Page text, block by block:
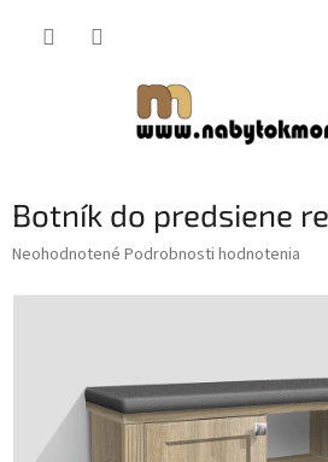
Botník do predsiene
Priemerné
produktu
hviezdičiek.
Neohodnotené Podrobnosti hodnotenia